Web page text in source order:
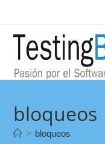
bloqueos
> bloqueos